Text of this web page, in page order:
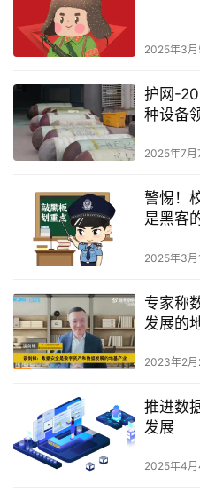
2025年3月
护网-
种设备
2025年7月
警惕！
是黑客
2025年3月
专家称
发展的
2023年2月
推进数
发展
2025年4月